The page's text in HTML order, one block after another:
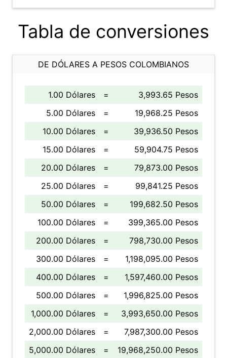
Tabla de conversiones
DE DÓLARES A PESOS COLOMBIANOS
1.00 Dólares =
3,993.65 Pesos
5.00 Dólares
=
19,968.25 Pesos
10.00 Dólares
=
39,936.50 Pesos
15.00 Dólares
=
59,904.75 Pesos
20.00 Dólares
=
79,873.00 Pesos
25.00 Dólares
=
99,841.25 Pesos
50.00 Dólares
=
199,682.50 Pesos
100.00 Dólares
=
399,365.00 Pesos
200.00 Dólares
=
798,730.00 Pesos
300.00 Dólares
=
1,198,095.00 Pesos
400.00 Dólares
=
1,597,460.00 Pesos
500.00 Dólares
=
1,996,825.00 Pesos
1,000.00 Dólares
=
3,993,650.00 Pesos
2,000.00 Dólares
=
7,987,300.00 Pesos
5,000.00 Dólares
= 19,968,250.00 Pesos